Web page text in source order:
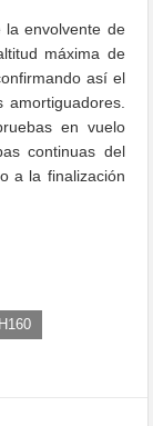
la envolvente de
máxima de
así el
en vuelo
continuas del
a la finalización
H160